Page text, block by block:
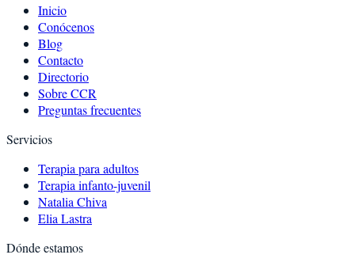
Inicio
Conócenos
Blog
Contacto
Directorio
Sobre CCR
Preguntas frecuentes
Servicios
Terapia para adultos
Terapia infanto-juvenil
Natalia Chiva
Elia Lastra
Dónde estamos